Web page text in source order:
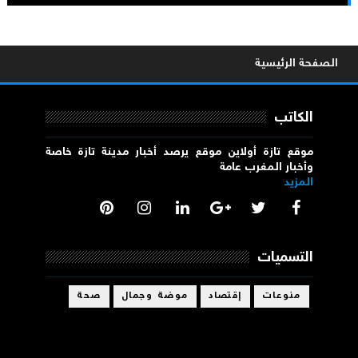
الصفحة الرئيسية
الكاتب
موقع تازة أولاين موقع يرصد أخبار مدينة تازة خاصة
وأخبار المغرب عامة
المزيد
التسميات
منوعات إقتصاد موضة وجمال صحة